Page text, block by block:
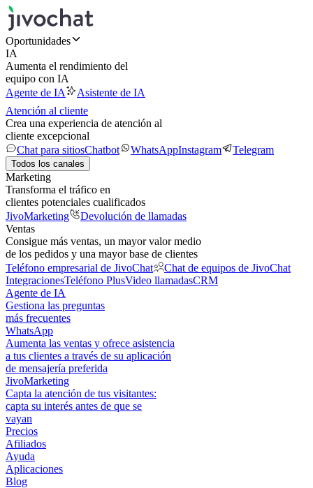
Oportunidades
IA
Aumenta el rendimiento del
equipo con IA
Agente de IA
Asistente de IA
Atención al cliente
Crea una experiencia de atención al
cliente excepcional
Chat para sitiosChatbot WhatsAppInstagram Telegram
Todos los canales
Marketing
Transforma el tráfico en
clientes potenciales cualificados
JivoMarketing
Devolución de llamadas
Ventas
Consigue más ventas, un mayor valor medio
de los pedidos y una mayor base de clientes
Teléfono empresarial de JivoChat
Chat de equipos de JivoChat
IntegracionesTeléfono PlusVideo llamadasCRM
Agente de IA
Gestiona las preguntas
más frecuentes
WhatsApp
Aumenta las ventas y ofrece asistencia
a tus clientes a través de su aplicación
de mensajería preferida
JivoMarketing
Capta la atención de tus visitantes:
capta su interés antes de que se
vayan
Precios
Afiliados
Ayuda
Aplicaciones
Blog